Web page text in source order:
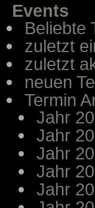
Events
Beliebte
zuletzt
zuletzt
neuen
Termin
Jahr
Jahr
Jahr
Jahr
Jahr